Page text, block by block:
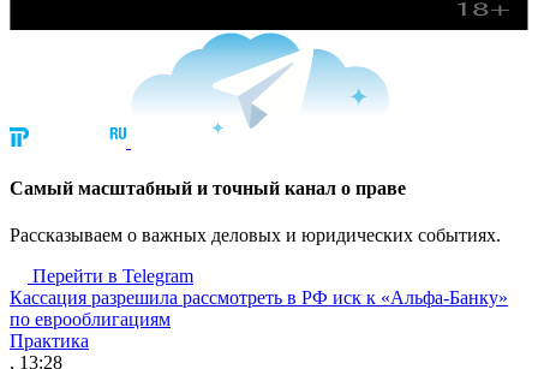
Cамый масштабный и точный канал о праве
Рассказываем о важных деловых и юридических событиях.
Перейти в Telegram
Кассация разрешила рассмотреть в РФ иск к «Альфа-Банку»
по еврооблигациям
Практика
, 13:28